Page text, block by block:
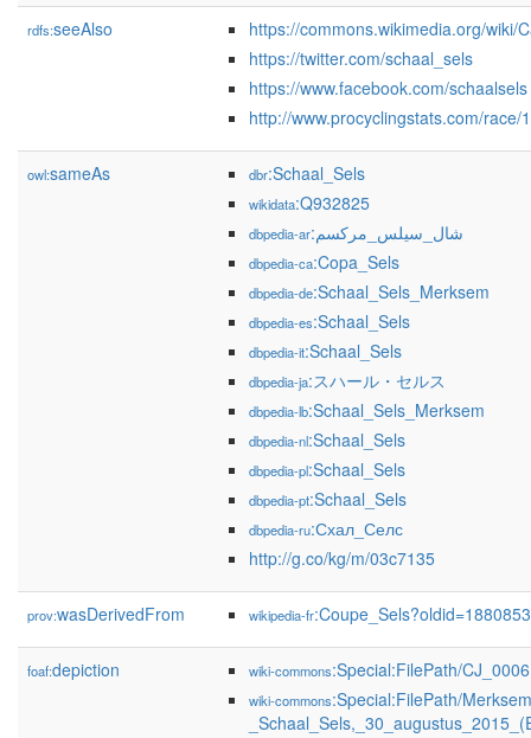
rdfs:seeAlso
https://commons.wikimedia.org/wiki/
https://twitter.com/schaal_sels
https://www.facebook.com/schaalsels
http://www.procyclingstats.com/race/
owl:sameAs dbr:Schaal_Sels
wikidata:Q932825
dbpedia-ar :شال_سيلس_مركسم
dbpedia-ca:Copa_Sels
dbpedia-de:Schaal_Sels_Merksem
dbpedia-es:Schaal_Sels
dbpedia-it:Schaal_Sels
dbpedia-ja:スハール・セルス
dbpedia-lb:Schaal_Sels_Merksem
dbpedia-nl:Schaal_Sels
dbpedia-pl:Schaal_Sels
dbpedia-pt:Schaal_Sels
dbpedia-ru:Схал_Селс
http://g.co/kg/m/03c7135
prov:wasDerivedFrom wikipedia-fr
foaf:depiction wiki-commons:Special:FilePath/
wiki-commons:Special:FilePath/